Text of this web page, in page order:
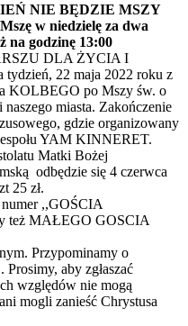
NIE BĘDZIE MSZY
w niedzielę za dwa
na godzinę 13:00
DLA ŻYCIA I
22 maja 2022 roku z
KOLBEGO po Mszy św. o
miasta. Zakończenie
gdzie organizowany
YAM KINNERET.
Matki Bożej
odbędzie się 4 czerwca
25 zł.
,,GOŚCIA
też MAŁEGO GOSCIA
Przypominamy o
aby zgłaszać
względów nie mogą
mogli zanieść Chrystusa